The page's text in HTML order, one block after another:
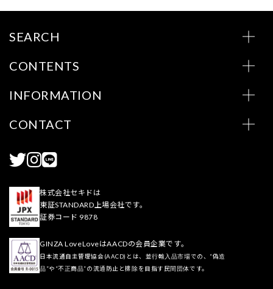
SEARCH
CONTENTS
INFORMATION
CONTACT
株式会社セキドは
東証STANDARD上場会社です。
証券コード 9878
GINZA LoveLoveはAACDの会員企業です。
日本流通自主管理協会(AACD)とは、並行輸入品市場での、“偽造
品”や“不正商品”の流通防止と排除を目指す民間団体です。